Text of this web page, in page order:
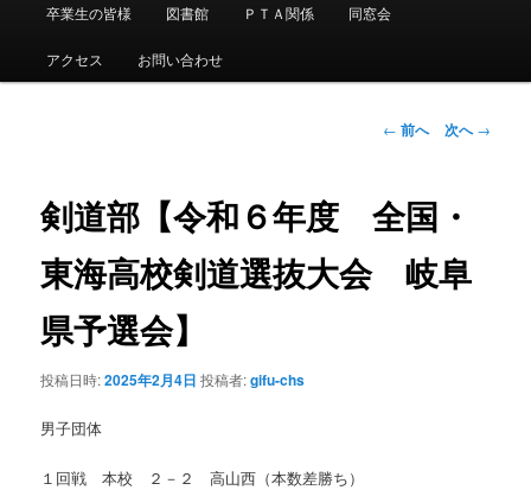
ン
コ
ン
ツ
へ
移
動
卒業生の皆様 図書館 ＰＴＡ関係 同窓会
アクセス お問い合わせ
投
ビ
ゲ
← 前へ 次へ→
剣道部【令和６年度 全国・
東海高校剣道選抜大会 岐阜
県予選会】
投稿日時:2025年2月4日 投稿者:gifu-chs
男子団体
１回戦 本校 ２－２ 高山西（本数差勝ち）